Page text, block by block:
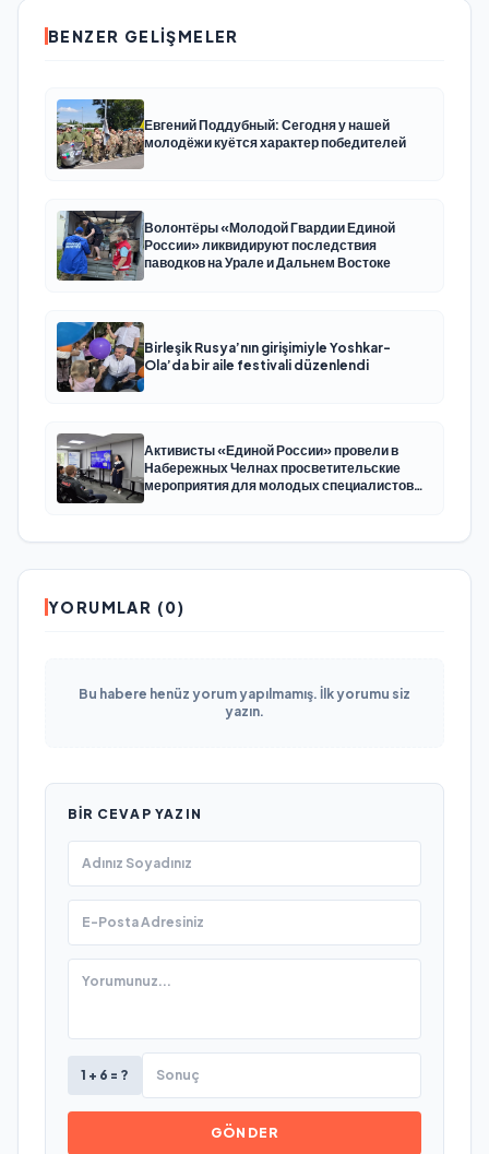
BENZER GELIŞMELER
Евгений Поддубный: Сегодня у нашей
молодёжи куётся характер победителей
Волонтёры «Молодой Гвардии Единой
России» ликвидируют последствия
паводков на Урале и Дальнем Востоке
Birleşik Rusya’nın girişimiyle Yoshkar-
Ola’da bir aile festivali düzenlendi
Активисты «Единой России» провели в
Набережных Челнах просветительские
мероприятия для молодых специалистов
YORUMLAR (0)
Bu habere henüz yorum yapılmamış. İlk yorumu siz
yazın.
BIR CEVAP YAZIN
1 + 6 = ?
GÖNDER